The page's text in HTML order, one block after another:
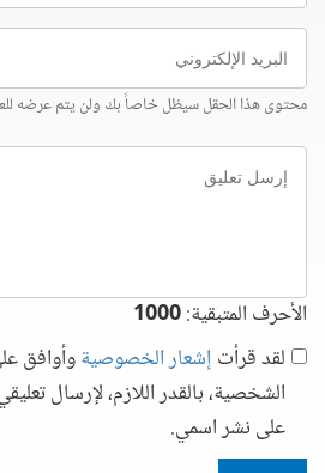
البريد
الإلكتروني
محتوى هذا الحقل سيظل خاصاً بك ولن يتم عرضه
إرسل
تعليق
الأحرف المتبقية:1000
لقد قرأت إشعار الخصوصيةوأوافق
الشخصية، بالقدر اللازم، لإرسال
على نشر اسمي.